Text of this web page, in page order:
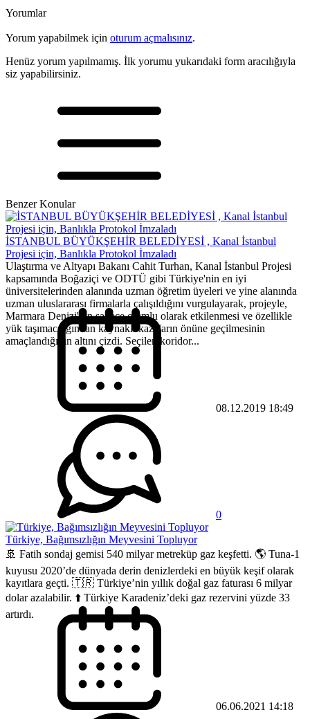
Yorumlar
Yorum yapabilmek için oturum açmalısınız.
Henüz yorum yapılmamış. İlk yorumu yukarıdaki form aracılığıyla
siz yapabilirsiniz.
Benzer Konular
İSTANBUL BÜYÜKŞEHİR BELEDİYESİ , Kanal İstanbul
Projesi için, Banlıkla Protokol İmzaladı
Ulaştırma ve Altyapı Bakanı Cahit Turhan, Kanal İstanbul Projesi
kapsamında Boğaziçi ve ODTÜ gibi Türkiye'nin en iyi
üniversitelerinden alanında uzman öğretim üyeleri ve yine alanında
uzman uluslararası firmalarla çalışıldığını vurgulayarak, projeyle,
Marmara Denizi'nin sadece olumlu olarak etkilenmesi ve özellikle
yük taşımacılığından kaynaklı kazaların önüne geçilmesinin
amaçlandığının altını çizdi. Seçilen koridor...
08.12.2019 18:49
0
Türkiye, Bağımsızlığın Meyvesini Topluyor
🚢 Fatih sondaj gemisi 540 milyar metreküp gaz keşfetti. 🌎 Tuna-1
kuyusu 2020’de dünyada derin denizlerdeki en büyük keşif olarak
kayıtlara geçti. 🇹🇷 Türkiye’nin yıllık doğal gaz faturası 6 milyar
dolar azalabilir. ⬆️ Türkiye Karadeniz’deki gaz rezervini yüzde 33
artırdı.
06.06.2021 14:18